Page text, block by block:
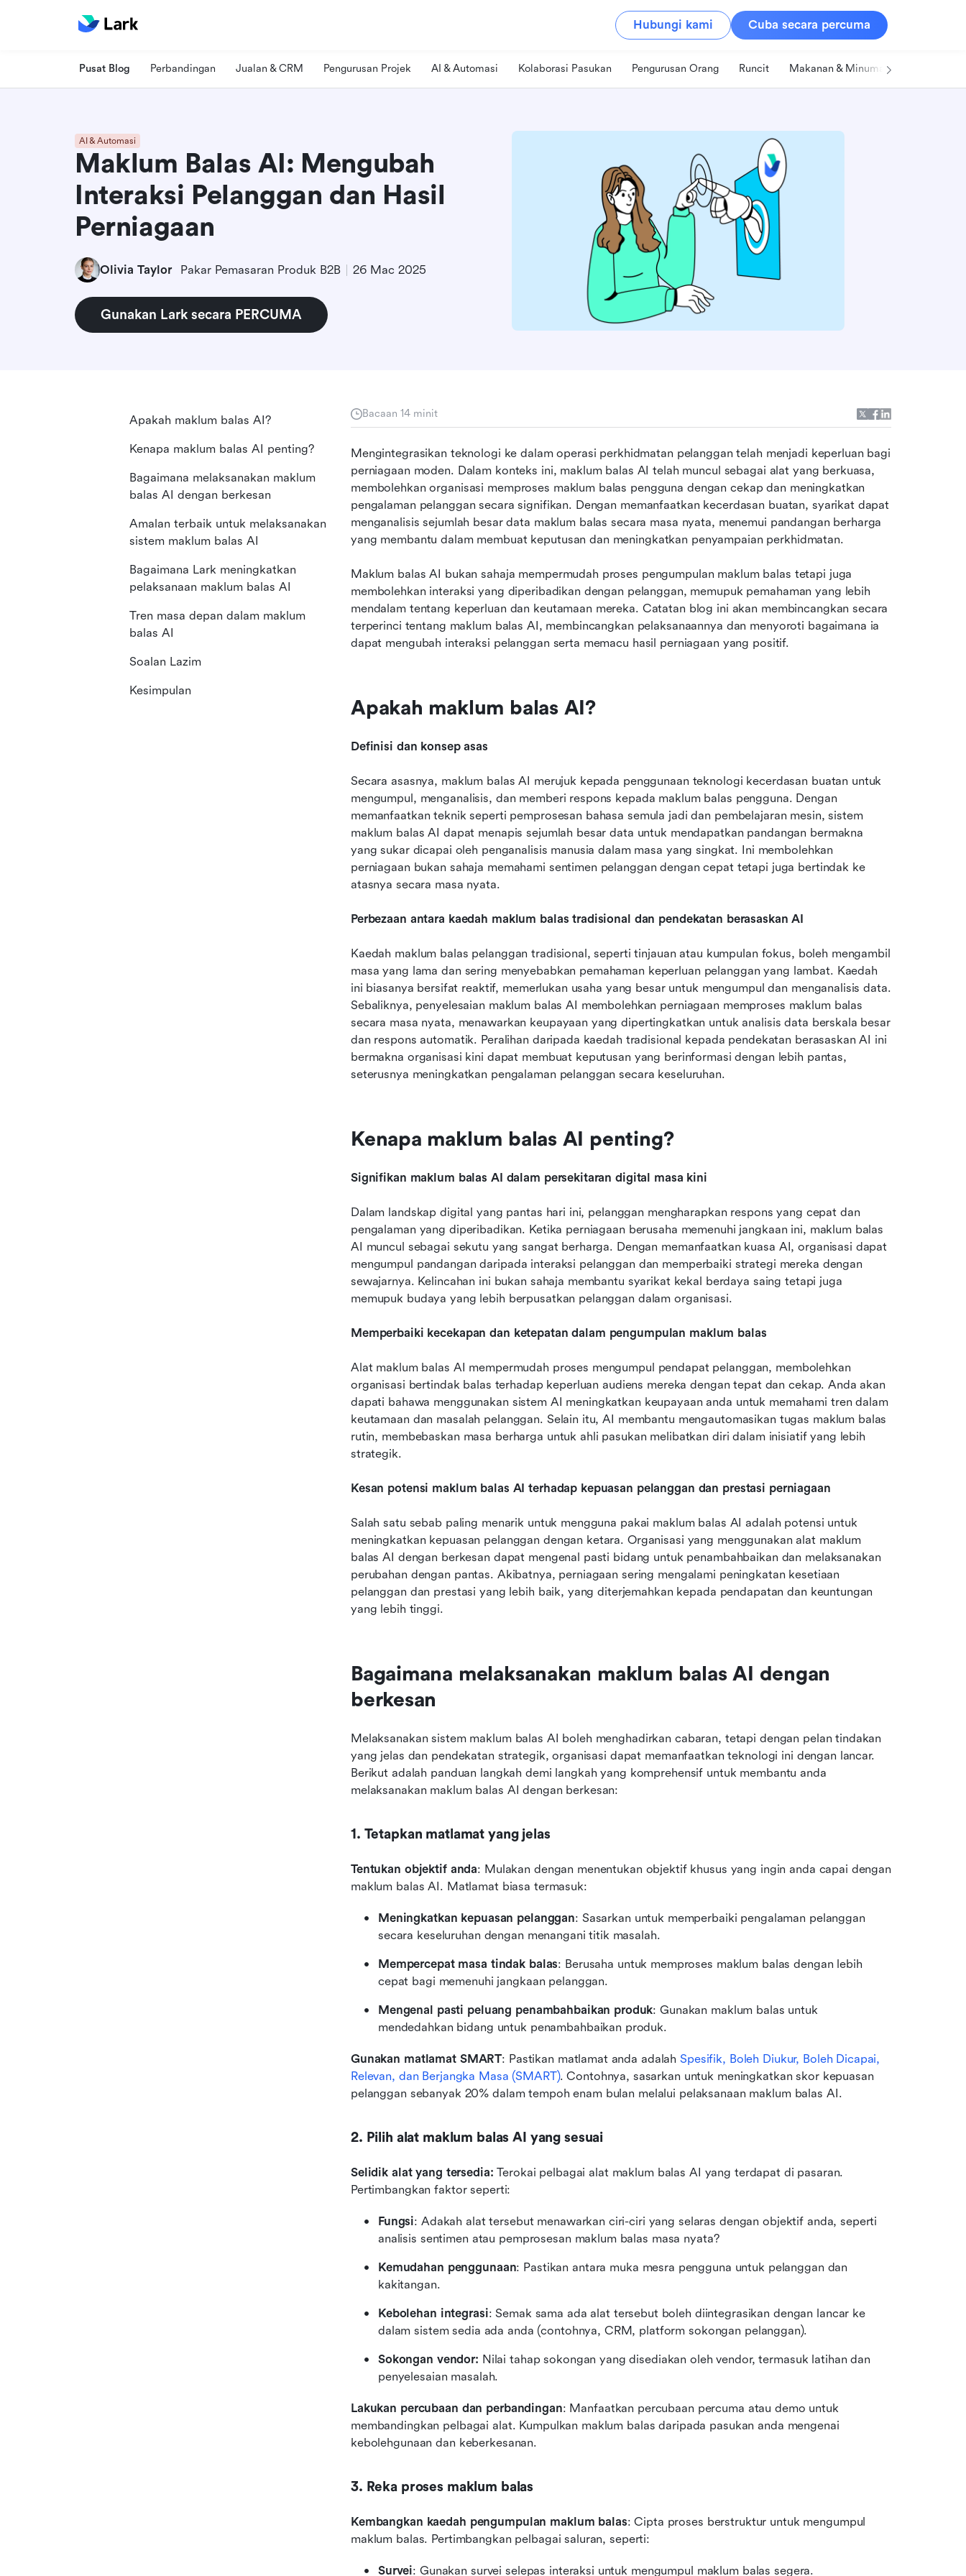
Hubungi kami Cuba secara percuma
Pusat Blog Perbandingan Jualan & CRM Pengurusan Projek AI & Automasi Kolaborasi Pasukan Pengurusan Orang Runcit Makanan & Minuman
AI & Automasi
Maklum Balas AI: Mengubah
Interaksi Pelanggan dan Hasil
Perniagaan
Olivia Taylor Pakar Pemasaran Produk B2B 26 Mac 2025
Gunakan Lark secara PERCUMA
Bacaan 14 minit
Mengintegrasikan teknologi ke dalam operasi perkhidmatan pelanggan telah menjadi keperluan bagi
perniagaan moden. Dalam konteks ini, maklum balas AI telah muncul sebagai alat yang berkuasa,
membolehkan organisasi memproses maklum balas pengguna dengan cekap dan meningkatkan
pengalaman pelanggan secara signifikan. Dengan memanfaatkan kecerdasan buatan, syarikat dapat
menganalisis sejumlah besar data maklum balas secara masa nyata, menemui pandangan berharga
yang membantu dalam membuat keputusan dan meningkatkan penyampaian perkhidmatan.
Maklum balas AI bukan sahaja mempermudah proses pengumpulan maklum balas tetapi juga
membolehkan interaksi yang diperibadikan dengan pelanggan, memupuk pemahaman yang lebih
mendalam tentang keperluan dan keutamaan mereka. Catatan blog ini akan membincangkan secara
terperinci tentang maklum balas AI, membincangkan pelaksanaannya dan menyoroti bagaimana ia
dapat mengubah interaksi pelanggan serta memacu hasil perniagaan yang positif.
Apakah maklum balas AI?
Definisi dan konsep asas
Secara asasnya, maklum balas AI merujuk kepada penggunaan teknologi kecerdasan buatan untuk
mengumpul, menganalisis, dan memberi respons kepada maklum balas pengguna. Dengan
memanfaatkan teknik seperti pemprosesan bahasa semula jadi dan pembelajaran mesin, sistem
maklum balas AI dapat menapis sejumlah besar data untuk mendapatkan pandangan bermakna
yang sukar dicapai oleh penganalisis manusia dalam masa yang singkat. Ini membolehkan
perniagaan bukan sahaja memahami sentimen pelanggan dengan cepat tetapi juga bertindak ke
atasnya secara masa nyata.
Perbezaan antara kaedah maklum balas tradisional dan pendekatan berasaskan AI
Kaedah maklum balas pelanggan tradisional, seperti tinjauan atau kumpulan fokus, boleh mengambil
masa yang lama dan sering menyebabkan pemahaman keperluan pelanggan yang lambat. Kaedah
ini biasanya bersifat reaktif, memerlukan usaha yang besar untuk mengumpul dan menganalisis data.
Sebaliknya, penyelesaian maklum balas AI membolehkan perniagaan memproses maklum balas
secara masa nyata, menawarkan keupayaan yang dipertingkatkan untuk analisis data berskala besar
dan respons automatik. Peralihan daripada kaedah tradisional kepada pendekatan berasaskan AI ini
bermakna organisasi kini dapat membuat keputusan yang berinformasi dengan lebih pantas,
seterusnya meningkatkan pengalaman pelanggan secara keseluruhan.
Kenapa maklum balas AI penting?
Signifikan maklum balas AI dalam persekitaran digital masa kini
Dalam landskap digital yang pantas hari ini, pelanggan mengharapkan respons yang cepat dan
pengalaman yang diperibadikan. Ketika perniagaan berusaha memenuhi jangkaan ini, maklum balas
AI muncul sebagai sekutu yang sangat berharga. Dengan memanfaatkan kuasa AI, organisasi dapat
mengumpul pandangan daripada interaksi pelanggan dan memperbaiki strategi mereka dengan
sewajarnya. Kelincahan ini bukan sahaja membantu syarikat kekal berdaya saing tetapi juga
memupuk budaya yang lebih berpusatkan pelanggan dalam organisasi.
Memperbaiki kecekapan dan ketepatan dalam pengumpulan maklum balas
Alat maklum balas AI mempermudah proses mengumpul pendapat pelanggan, membolehkan
organisasi bertindak balas terhadap keperluan audiens mereka dengan tepat dan cekap. Anda akan
dapati bahawa menggunakan sistem AI meningkatkan keupayaan anda untuk memahami tren dalam
keutamaan dan masalah pelanggan. Selain itu, AI membantu mengautomasikan tugas maklum balas
rutin, membebaskan masa berharga untuk ahli pasukan melibatkan diri dalam inisiatif yang lebih
strategik.
Kesan potensi maklum balas AI terhadap kepuasan pelanggan dan prestasi perniagaan
Salah satu sebab paling menarik untuk mengguna pakai maklum balas AI adalah potensi untuk
meningkatkan kepuasan pelanggan dengan ketara. Organisasi yang menggunakan alat maklum
balas AI dengan berkesan dapat mengenal pasti bidang untuk penambahbaikan dan melaksanakan
perubahan dengan pantas. Akibatnya, perniagaan sering mengalami peningkatan kesetiaan
pelanggan dan prestasi yang lebih baik, yang diterjemahkan kepada pendapatan dan keuntungan
yang lebih tinggi.
Bagaimana melaksanakan maklum balas AI dengan
berkesan
Melaksanakan sistem maklum balas AI boleh menghadirkan cabaran, tetapi dengan pelan tindakan
yang jelas dan pendekatan strategik, organisasi dapat memanfaatkan teknologi ini dengan lancar.
Berikut adalah panduan langkah demi langkah yang komprehensif untuk membantu anda
melaksanakan maklum balas AI dengan berkesan:
1. Tetapkan matlamat yang jelas
Tentukan objektif anda: Mulakan dengan menentukan objektif khusus yang ingin anda capai dengan
maklum balas AI. Matlamat biasa termasuk:
Meningkatkan kepuasan pelanggan: Sasarkan untuk memperbaiki pengalaman pelanggan
secara keseluruhan dengan menangani titik masalah.
Mempercepat masa tindak balas: Berusaha untuk memproses maklum balas dengan lebih
cepat bagi memenuhi jangkaan pelanggan.
Mengenal pasti peluang penambahbaikan produk: Gunakan maklum balas untuk
mendedahkan bidang untuk penambahbaikan produk.
Gunakan matlamat SMART: Pastikan matlamat anda adalah Spesifik, Boleh Diukur, Boleh Dicapai,
Relevan, dan Berjangka Masa (SMART). Contohnya, sasarkan untuk meningkatkan skor kepuasan
pelanggan sebanyak 20% dalam tempoh enam bulan melalui pelaksanaan maklum balas AI.
2. Pilih alat maklum balas AI yang sesuai
Selidik alat yang tersedia: Terokai pelbagai alat maklum balas AI yang terdapat di pasaran.
Pertimbangkan faktor seperti:
Fungsi: Adakah alat tersebut menawarkan ciri-ciri yang selaras dengan objektif anda, seperti
analisis sentimen atau pemprosesan maklum balas masa nyata?
Kemudahan penggunaan: Pastikan antara muka mesra pengguna untuk pelanggan dan
kakitangan.
Kebolehan integrasi: Semak sama ada alat tersebut boleh diintegrasikan dengan lancar ke
dalam sistem sedia ada anda (contohnya, CRM, platform sokongan pelanggan).
Sokongan vendor: Nilai tahap sokongan yang disediakan oleh vendor, termasuk latihan dan
penyelesaian masalah.
Lakukan percubaan dan perbandingan: Manfaatkan percubaan percuma atau demo untuk
membandingkan pelbagai alat. Kumpulkan maklum balas daripada pasukan anda mengenai
kebolehgunaan dan keberkesanan.
3. Reka proses maklum balas
Kembangkan kaedah pengumpulan maklum balas: Cipta proses berstruktur untuk mengumpul
maklum balas. Pertimbangkan pelbagai saluran, seperti:
Survei: Gunakan survei selepas interaksi untuk mengumpul maklum balas segera.
Apakah maklum balas AI?
Kenapa maklum balas AI penting?
Bagaimana melaksanakan maklum
balas AI dengan berkesan
Amalan terbaik untuk melaksanakan
sistem maklum balas AI
Bagaimana Lark meningkatkan
pelaksanaan maklum balas AI
Tren masa depan dalam maklum
balas AI
Soalan Lazim
Kesimpulan